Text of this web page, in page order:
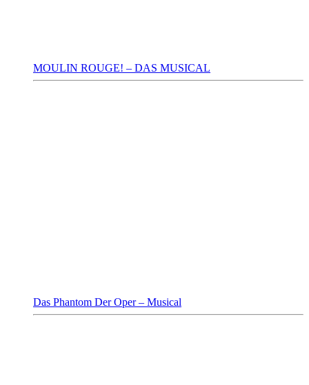
MOULIN ROUGE! – DAS MUSICAL
Das Phantom Der Oper – Musical